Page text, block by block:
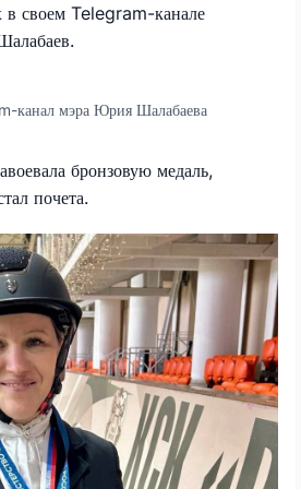
в своем Telegram-канале
канал мэра Юрия Шалабаева
бронзовую медаль,
почета.